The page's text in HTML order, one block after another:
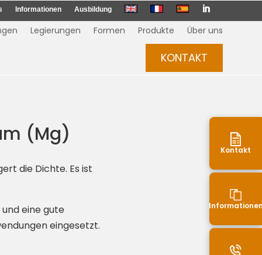
Informationen Ausbildung 
Legierungen Formen Produkte Über uns
KONTAKT
(Mg)
die Dichte. Es ist
eine gute
eingesetzt.
Kontakt